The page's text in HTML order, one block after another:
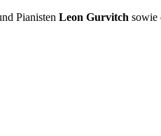
Pianisten Leon Gurvitch sowie